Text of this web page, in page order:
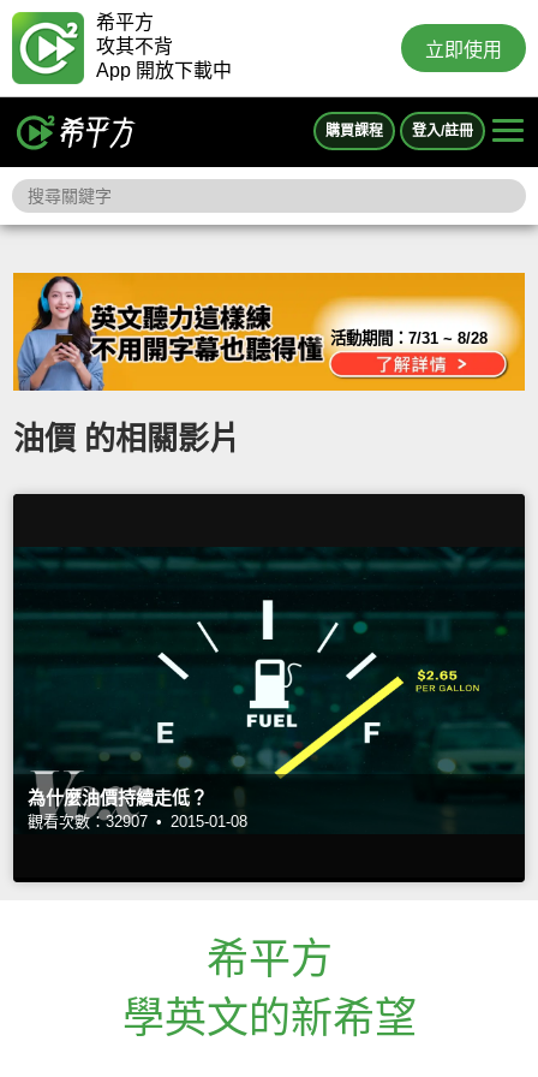
希平方
攻其不背
App 開放下載中
立即使用
購買課程 登入/註冊
活動期間：7/31 ~ 8/28
油價 的相關影片
為什麼油價持續走低？
觀看次數：32907 • 2015-01-08
希平方
學英文的新希望